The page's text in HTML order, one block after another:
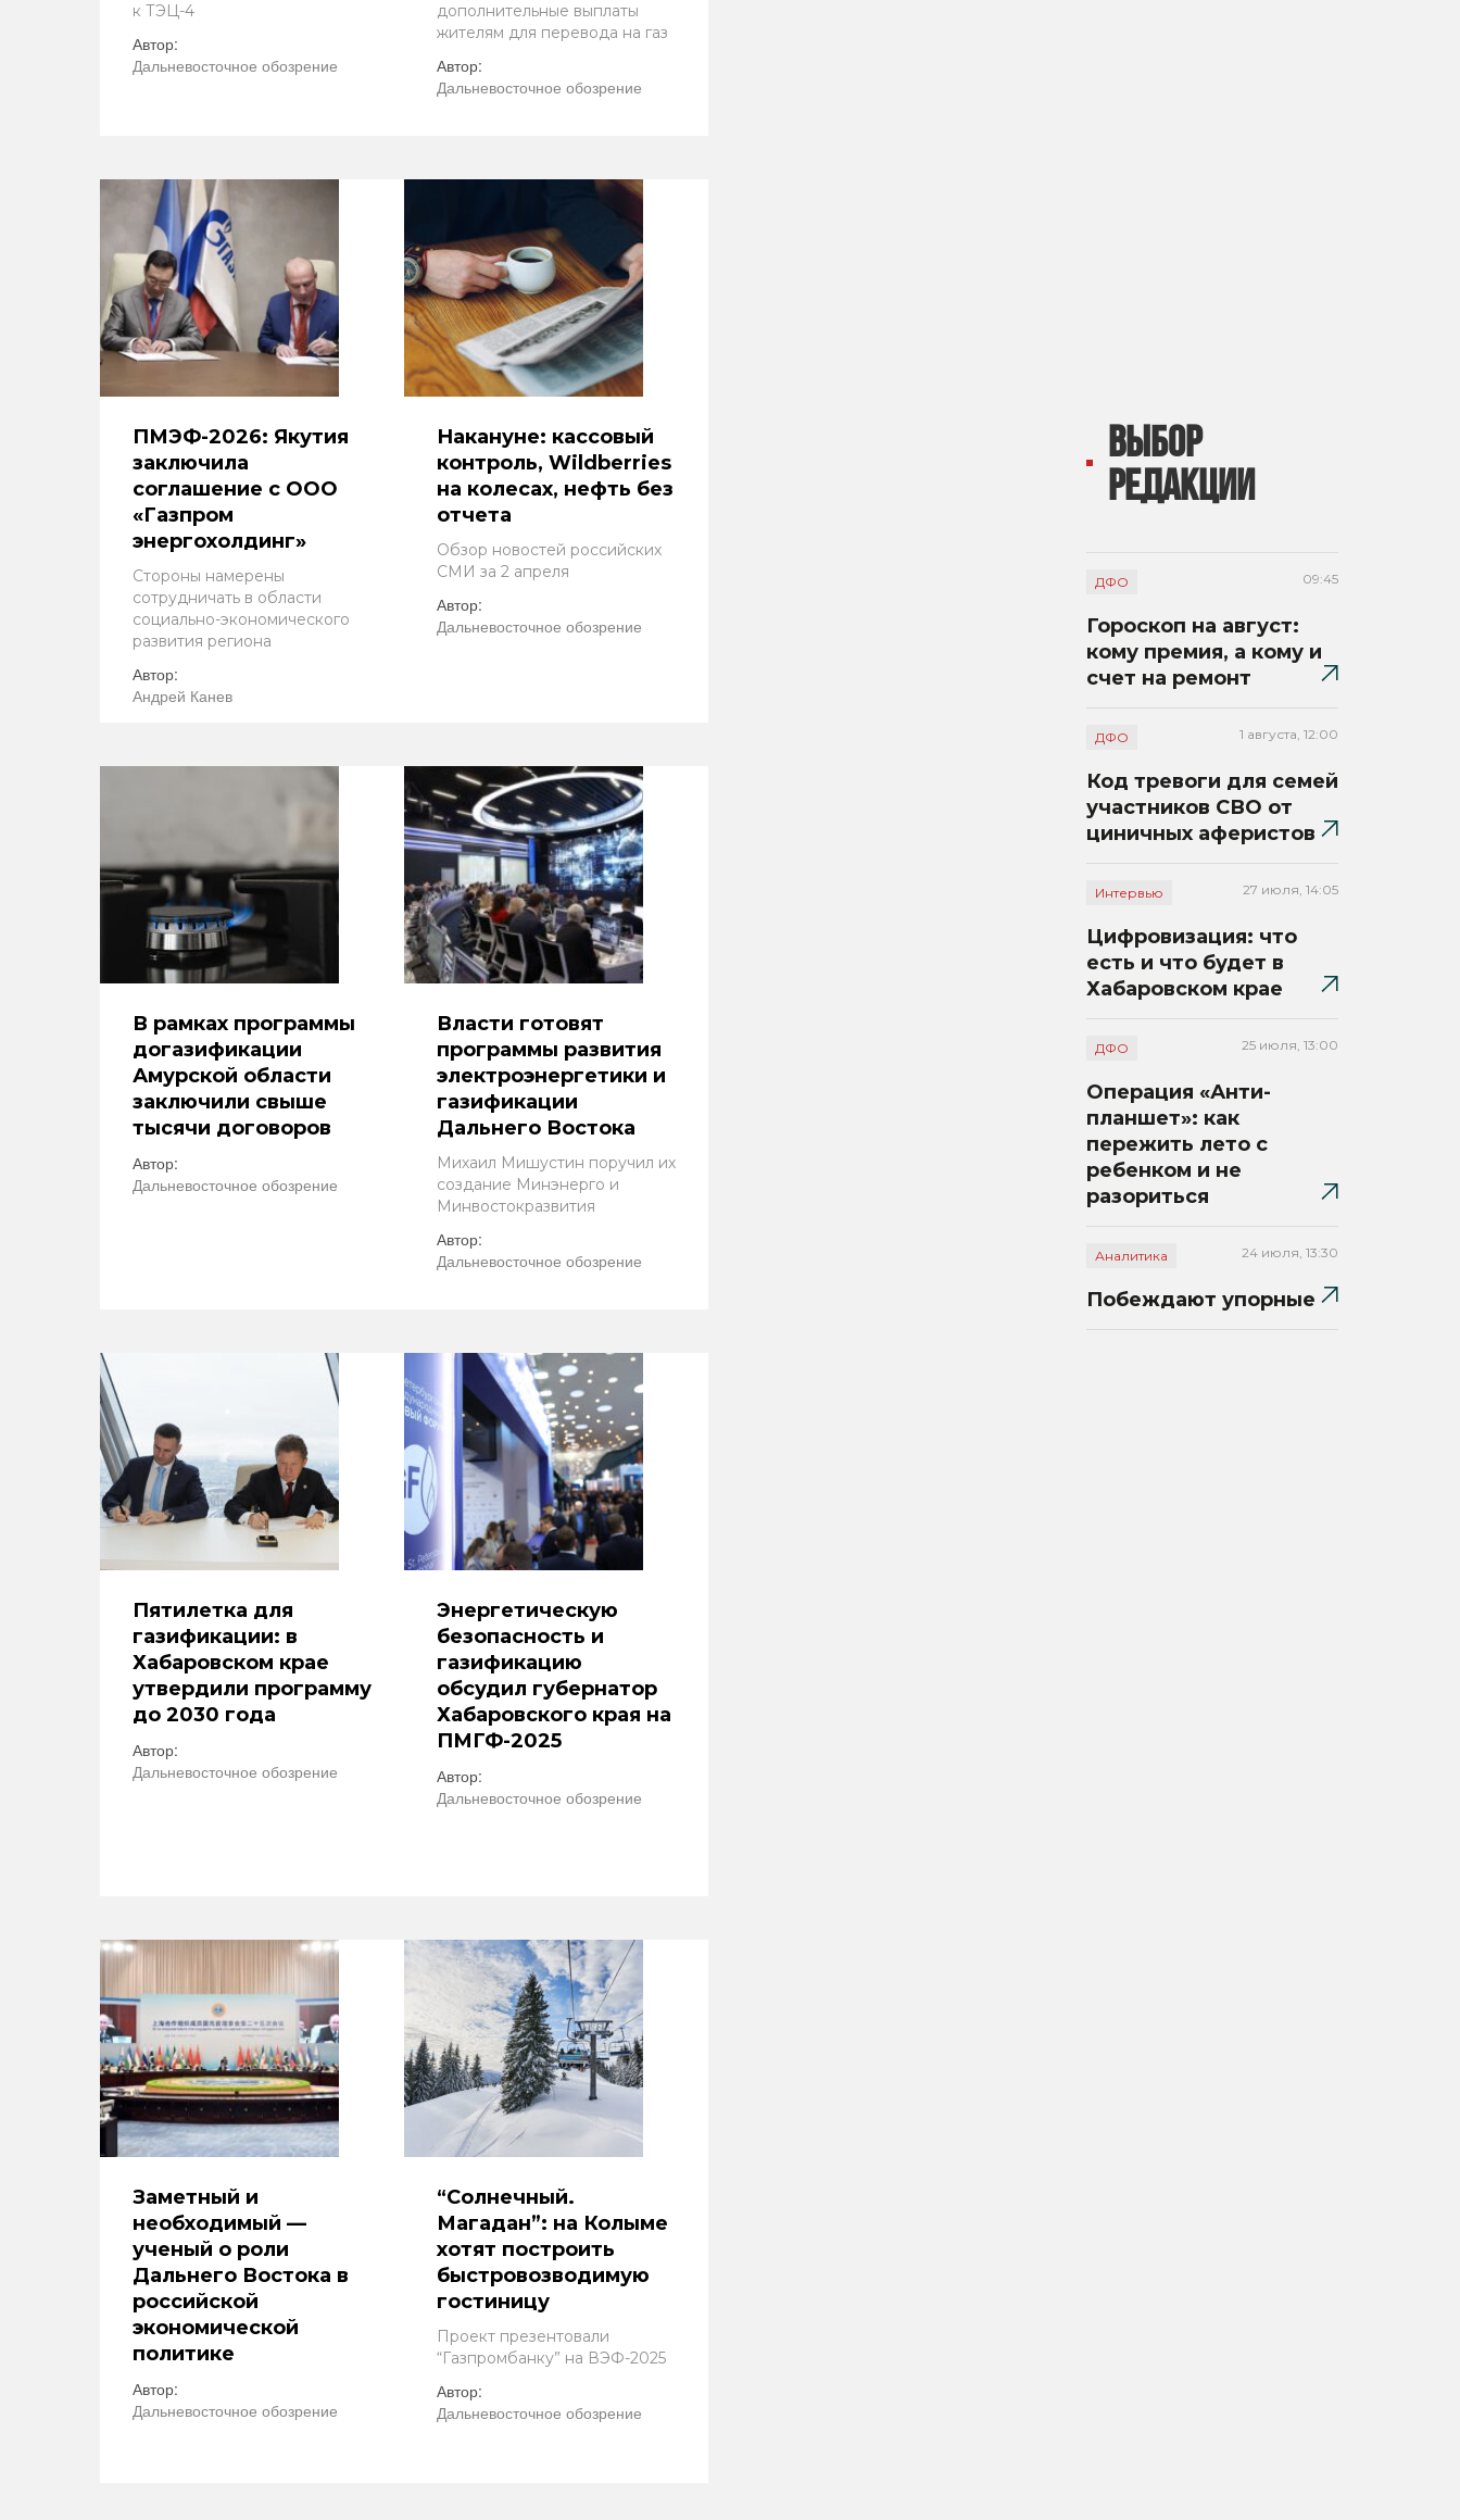
к ТЭЦ-4
Автор:
Дальневосточное обозрение
дополнительные выплаты
жителям для перевода на газ
Автор:
Дальневосточное обозрение
ПМЭФ-2026: Якутия
заключила
соглашение с ООО
«Газпром
энергохолдинг»
Стороны намерены
сотрудничать в области
социально-экономического
развития региона
Автор:
Андрей Канев
Накануне: кассовый
контроль, Wildberries
на колесах, нефть без
отчета
Обзор новостей российских
СМИ за 2 апреля
Автор:
Дальневосточное обозрение
В рамках программы
догазификации
Амурской области
заключили свыше
тысячи договоров
Автор:
Дальневосточное обозрение
Власти готовят
программы развития
электроэнергетики и
газификации
Дальнего Востока
Михаил Мишустин поручил их
создание Минэнерго и
Минвостокразвития
Автор:
Дальневосточное обозрение
Пятилетка для
газификации: в
Хабаровском крае
утвердили программу
до 2030 года
Автор:
Дальневосточное обозрение
Энергетическую
безопасность и
газификацию
обсудил губернатор
Хабаровского края на
ПМГФ-2025
Автор:
Дальневосточное обозрение
Заметный и
необходимый —
ученый о роли
Дальнего Востока в
российской
экономической
политике
Автор:
Дальневосточное обозрение
“Солнечный.
Магадан”: на Колыме
хотят построить
быстровозводимую
гостиницу
Проект презентовали
“Газпромбанку” на ВЭФ-2025
Автор:
Дальневосточное обозрение
ВЫБОР
РЕДАКЦИИ
ДФО 09:45
Гороскоп на август:
кому премия, а кому и
счет на ремонт
ДФО 1 августа, 12:00
Код тревоги для семей
участников СВО от
циничных аферистов
Интервью 27 июля, 14:05
Цифровизация: что
есть и что будет в
Хабаровском крае
ДФО 25 июля, 13:00
Операция «Анти-
планшет»: как
пережить лето с
ребенком и не
разориться
Аналитика 24 июля, 13:30
Побеждают упорные